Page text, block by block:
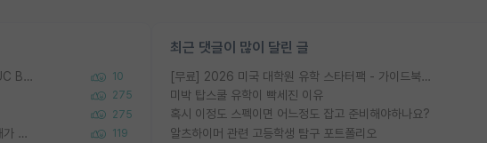
Korea University 수학, 컴퓨터과학 이학사, UC Berkeley 산업공학 대학원 공학박사가 되는 것은 쉽지 않겠죠? 10
275
275
대학원생들 교수에게 가스라이팅 당한 것은 이해가 갑니다. 안타깝네요. 119
최근 댓글이 많이 달린 글
[무료] 2026 미국 대학원 유학 스타터팩 - 가이드북 & 합격자 컨택메일 템플릿
미박 탑스쿨 유학이 빡세진 이유
혹시 이정도 스펙이면 어느정도 잡고 준비해야하나요?
알츠하이머 관련 고등학생 탐구 포트폴리오